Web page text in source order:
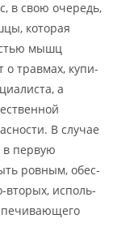
в свою очередь,
которая
мышц
о травмах, ку­пи­
а
В слу­чае
в первую
ров­ным, обес­
вторых, ис­поль­